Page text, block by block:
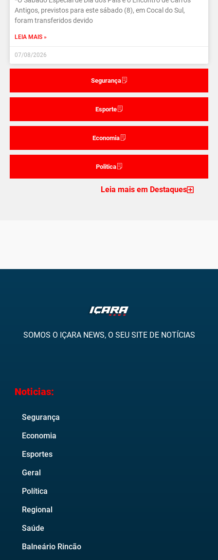
Segurança
Esporte
Economia
Politica
Antigos, previstos para este sábado (8), em Cocal do Sul,
foram transferidos devido
LEIA MAIS »
07/08/2026
Leia mais em Destaques
SOMOS O IÇARA NEWS, O SEU SITE DE NOTÍCIAS
Noticias:
Segurança
Economia
Esportes
Geral
Política
Regional
Saúde
Balneário Rincão